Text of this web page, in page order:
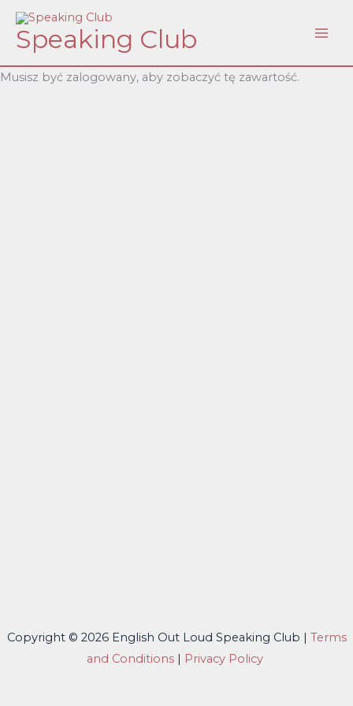
Skip
content
Speaking Club
Musisz być zalogowany, aby zobaczyć tę zawartość.
Copyright © 2026 English Out Loud Speaking Club | Terms
and Conditions | Privacy Policy